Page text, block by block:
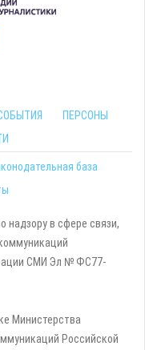
ПЕРСОНЫ
база
надзору в сфере связи,
СМИ Эл № ФС77-
Министерства
Российской